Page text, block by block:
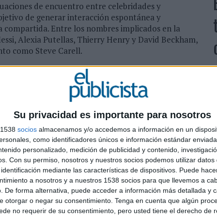
Su privacidad es importante para nosotros
socios almacenamos y/o accedemos a información en un
como identificadores únicos e información estándar
personalizado, medición de publicidad y contenido,
Con su permiso, nosotros y nuestros socios podemos utilizar datos
mediante las características de dispositivos. Puede
a nosotros y a nuestros 1538 socios para que llevemos a
De forma alternativa, puede acceder a información más detallada y
otorgar o negar su consentimiento. Tenga en cuenta que algún
no requerir de su consentimiento, pero usted tiene el derecho de
de encuentro entre celebridades y
de generar interacción espontánea y
Entre los nombres implicados en la
Alexia Putellas, Thierry Henry y David Beckham,
como Steve Carell.
con una Watch Party prevista para el debut de la
reunirá a miles de asistentes en el Palacio de
incorpora activaciones previas, durante y
de contenido y figuras del ecosistema
será la creación de un espacio de gran
dinámicas participativas en las que el público
abierto.